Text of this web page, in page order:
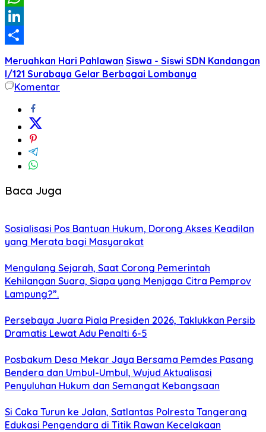
WhatsApp
LinkedIn
Share
Meruahkan Hari Pahlawan Siswa - Siswi SDN Kandangan
I/121 Surabaya Gelar Berbagai Lombanya
Komentar
Baca Juga
Sosialisasi Pos Bantuan Hukum, Dorong Akses Keadilan
yang Merata bagi Masyarakat
Mengulang Sejarah, Saat Corong Pemerintah
Kehilangan Suara, Siapa yang Menjaga Citra Pemprov
Lampung?”.
Persebaya Juara Piala Presiden 2026, Taklukkan Persib
Dramatis Lewat Adu Penalti 6-5
Posbakum Desa Mekar Jaya Bersama Pemdes Pasang
Bendera dan Umbul-Umbul, Wujud Aktualisasi
Penyuluhan Hukum dan Semangat Kebangsaan
Si Caka Turun ke Jalan, Satlantas Polresta Tangerang
Edukasi Pengendara di Titik Rawan Kecelakaan